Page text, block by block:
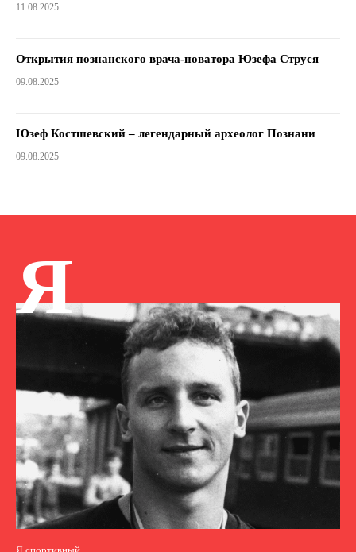
11.08.2025
Открытия познанского врача-новатора Юзефа Струся
09.08.2025
Юзеф Костшевский – легендарный археолог Познани
09.08.2025
Я